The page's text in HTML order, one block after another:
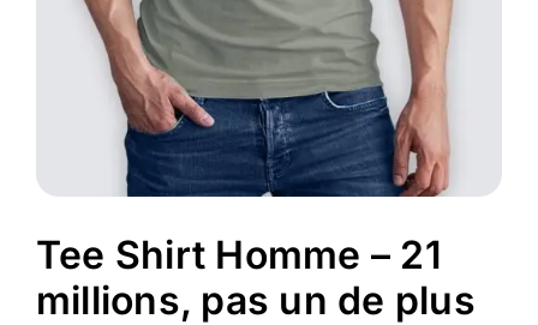
Tee Shirt Homme – 21
millions, pas un de plus